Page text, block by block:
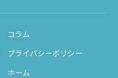
コラム
プライバシーポリシー
ホーム